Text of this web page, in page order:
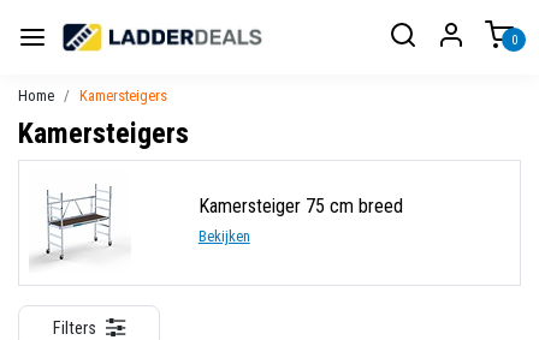
0
Home Kamersteigers
Kamersteigers
Kamersteiger 75 cm breed
Bekijken
Filters